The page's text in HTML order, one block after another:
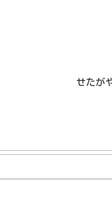
せたが